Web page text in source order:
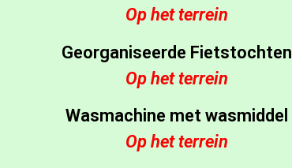
Op het terrein
Georganiseerde Fietstochten
Op het terrein
Wasmachine met wasmiddel
Op het terrein